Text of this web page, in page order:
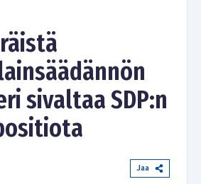
sivaltaa SDP:n
Jaa